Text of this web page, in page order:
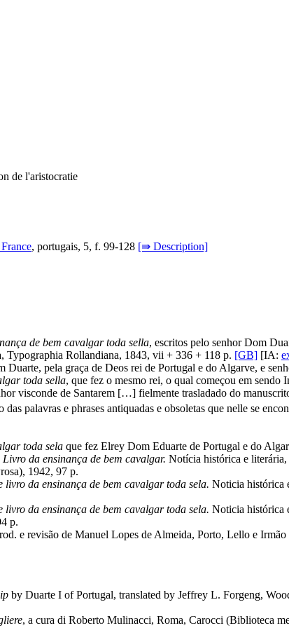
de l'aristocratie
, portugais, 5, f. 99-128 [⇛ Description]
de bem cavalgar toda sella, escritos pelo senhor Dom
Typographia Rollandiana, 1843, vii + 336 + 118 p. [GB] [IA:
Duarte, pela graça de Deos rei de Portugal e do Algarve, e
toda sella, que fez o mesmo rei, o qual começou em
visconde de Santarem […] fielmente trasladado do
palavras e phrases antiquadas e obsoletas que nelle se
toda sela que fez Elrey Dom Eduarte de Portugal e do
da ensinança de bem cavalgar. Notícia histórica e literária,
1942, 97 p.
livro da ensinança de bem cavalgar toda sela. Noticia histórica
livro da ensinança de bem cavalgar toda sela. Noticia histórica
p.
e revisão de Manuel Lopes de Almeida, Porto, Lello e
by Duarte I of Portugal, translated by Jeffrey L. Forgeng,
, a cura di Roberto Mulinacci, Roma, Carocci (Biblioteca